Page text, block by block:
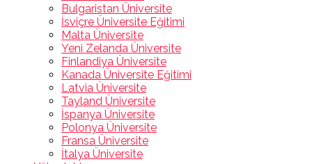
Bulgaristan Üniversite
İsviçre Üniversite Eğitimi
Malta Üniversite
Yeni Zelanda Üniversite
Finlandiya Üniversite
Kanada Üniversite Eğitimi
Latvia Üniversite
Tayland Üniversite
İspanya Üniversite
Polonya Üniversite
Fransa Üniversite
İtalya Üniversite